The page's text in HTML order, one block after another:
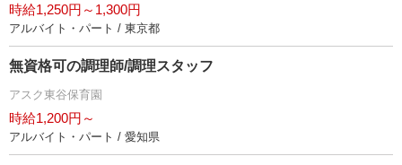
時給1,250円～1,300円
アルバイト・パート / 東京都
無資格可の調理師/調理スタッフ
アスク東谷保育園
時給1,200円～
アルバイト・パート / 愛知県